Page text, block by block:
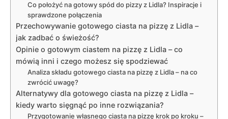
Co położyć na gotowy spód do pizzy z Lidla? Inspiracje i
sprawdzone połączenia
Przechowywanie gotowego ciasta na pizzę z Lidla –
jak zadbać o świeżość?
Opinie o gotowym ciastem na pizzę z Lidla – co
mówią inni i czego możesz się spodziewać
Analiza składu gotowego ciasta na pizzę z Lidla – na co
zwrócić uwagę?
Alternatywy dla gotowego ciasta na pizzę z Lidla –
kiedy warto sięgnąć po inne rozwiązania?
Przygotowanie własnego ciasta na pizzę krok po kroku –